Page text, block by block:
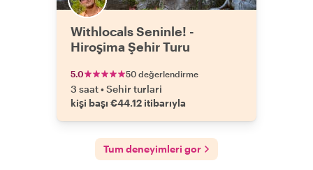
Withlocals Seninle! -
Hiroşima Şehir Turu
5.0 50 değerlendirme
3 saat•Sehir turlari
kişi başı €44.12 itibarıyla
Tum deneyimleri gor